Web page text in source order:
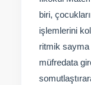
biri,
işlemlerini
ritmik sayma
müfredata